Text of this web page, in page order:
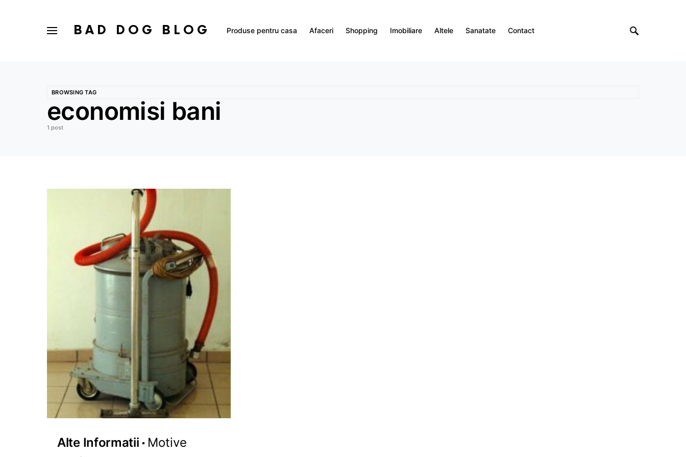
BAD DOG BLOG Produse pentru casa Afaceri Shopping Imobiliare Altele Sanatate Contact
BROWSING TAG
economisi bani
1 post
Alte Informatii
Motive